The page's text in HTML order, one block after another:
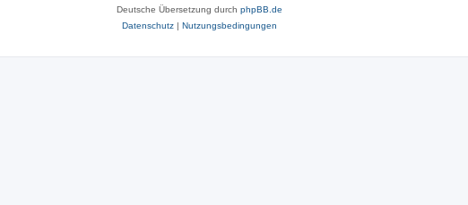
Deutsche Übersetzung durch phpBB.de
Datenschutz| Nutzungsbedingungen